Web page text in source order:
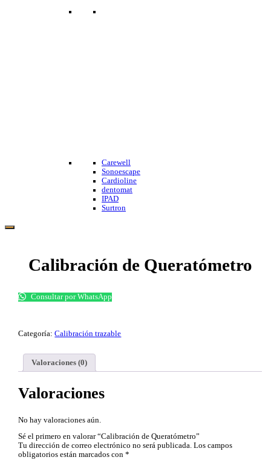
Carewell
Sonoescape
Cardioline
dentomat
IPAD
Surtron
Calibración de Queratómetro
Consultar por WhatsApp
Categoría:Calibración trazable
Valoraciones (0)
Valoraciones
No hay valoraciones aún.
Sé el primero en valorar “Calibración de Queratómetro”
Tu dirección de correo electrónico no será publicada. Los campos
obligatorios están marcados con*